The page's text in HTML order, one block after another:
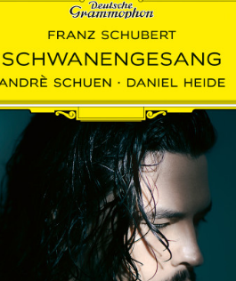
WOLF
MARTIN
SCHUMANN,
LIEDERKREIS
OP. 24
SECHS